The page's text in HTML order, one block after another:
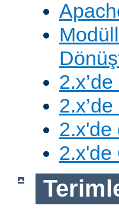
2.x'de
2.x'de